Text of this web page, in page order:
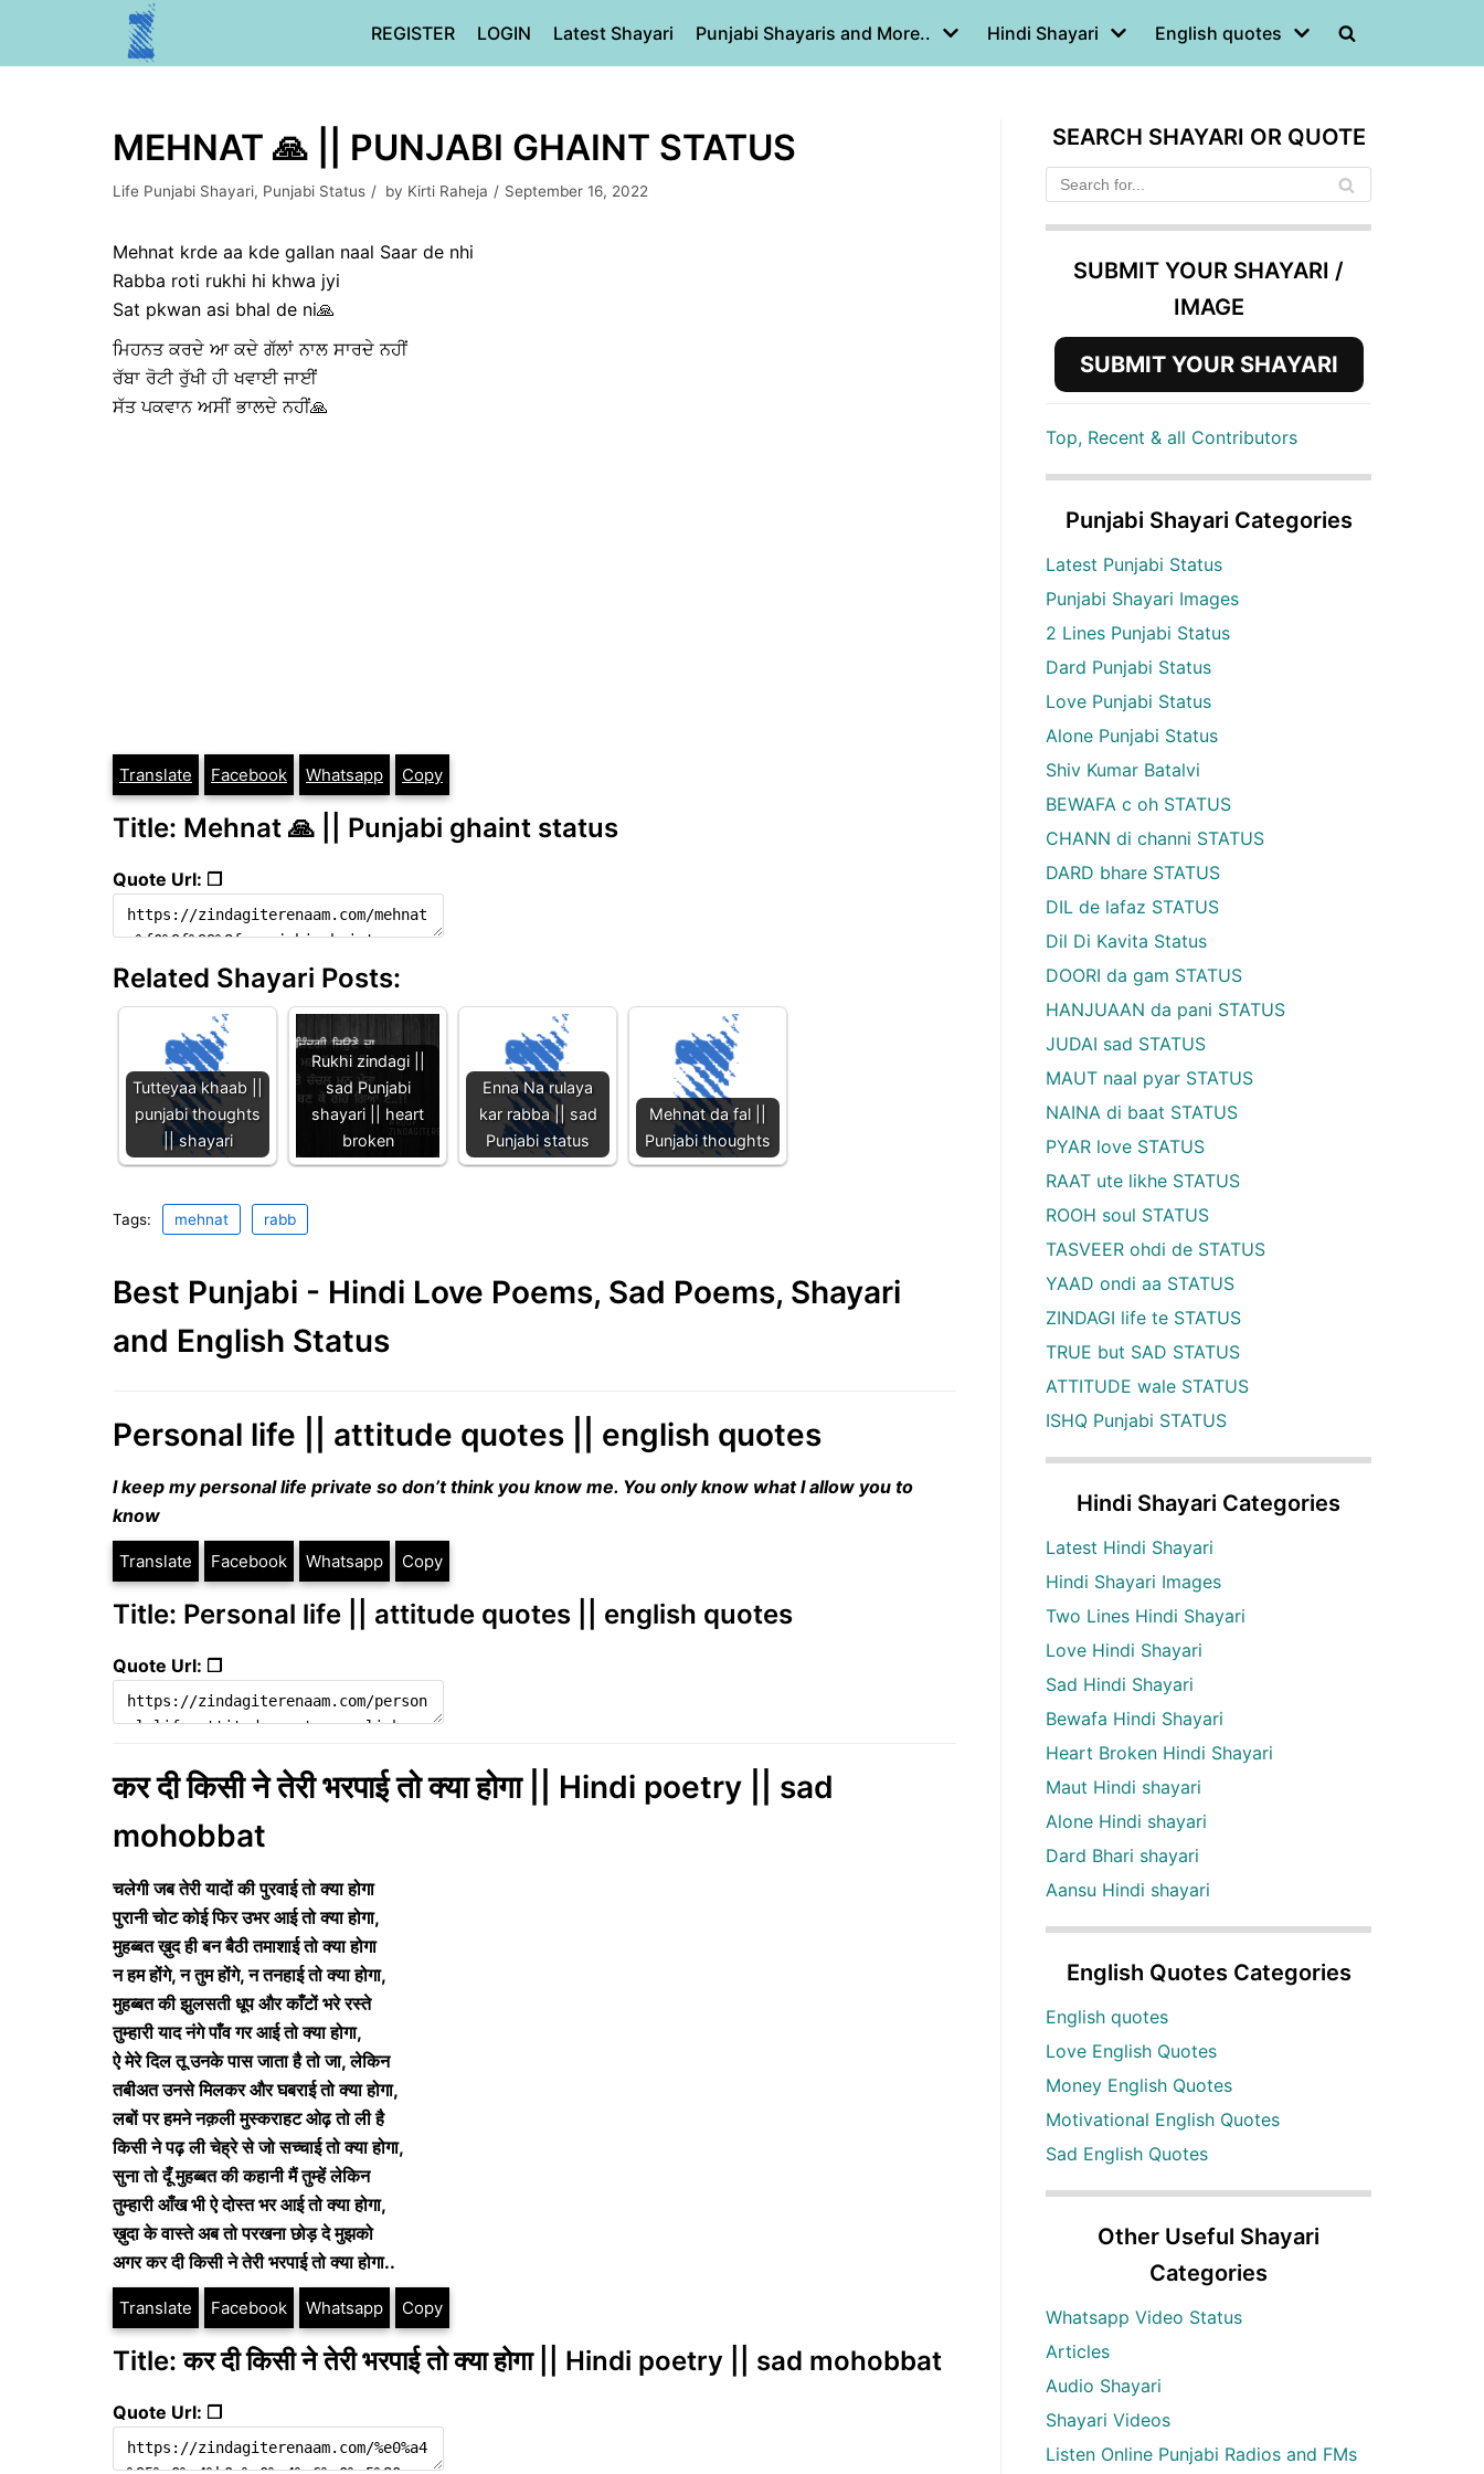
REGISTER LOGIN Latest Shayari Punjabi Shayaris and More.. Hindi Shayari English quotes
MEHNAT 🙏 || PUNJABI GHAINT STATUS
Life Punjabi Shayari, Punjabi Status by Kirti Raheja September 16, 2022
Mehnat krde aa kde gallan naal Saar de nhi
Rabba roti rukhi hi khwa jyi
Sat pkwan asi bhal de ni🙏
ਮਿਹਨਤ ਕਰਦੇ ਆ ਕਦੇ ਗੱਲਾਂ ਨਾਲ ਸਾਰਦੇ ਨਹੀਂ
ਰੱਬਾ ਰੋਟੀ ਰੁੱਖੀ ਹੀ ਖਵਾਈ ਜਾਈਂ
ਸੱਤ ਪਕਵਾਨ ਅਸੀਂ ਭਾਲਦੇ ਨਹੀਂ🙏
Translate Facebook Whatsapp Copy
Title: Mehnat 🙏 || Punjabi ghaint status
Quote Url: ❐
Related Shayari Posts:
Tutteyaa khaab ||
punjabi thoughts
|| shayari
Rukhi zindagi ||
sad Punjabi
shayari || heart
broken
Enna Na rulaya
kar rabba || sad
Punjabi status
Mehnat da fal ||
Punjabi thoughts
Tags: mehnat rabb
Best Punjabi - Hindi Love Poems, Sad Poems, Shayari
and English Status
Personal life || attitude quotes || english quotes
I keep my personal life private so don’t think you know me. You only know what I allow you to
know
Translate Facebook Whatsapp Copy
Title: Personal life || attitude quotes || english quotes
Quote Url: ❐
कर दी किसी ने तेरी भरपाई तो क्या होगा || Hindi poetry || sad
mohobbat
चलेगी जब तेरी यादों की पुरवाई तो क्या होगा
पुरानी चोट कोई फिर उभर आई तो क्या होगा,
मुहब्बत ख़ुद ही बन बैठी तमाशाई तो क्या होगा
न हम होंगे, न तुम होंगे, न तनहाई तो क्या होगा,
मुहब्बत की झुलसती धूप और काँटों भरे रस्ते
तुम्हारी याद नंगे पाँव गर आई तो क्या होगा,
ऐ मेरे दिल तू उनके पास जाता है तो जा, लेकिन
तबीअत उनसे मिलकर और घबराई तो क्या होगा,
लबों पर हमने नक़ली मुस्कराहट ओढ़ तो ली है
किसी ने पढ़ ली चेह्रे से जो सच्चाई तो क्या होगा,
सुना तो दूँ मुहब्बत की कहानी मैं तुम्हें लेकिन
तुम्हारी आँख भी ऐ दोस्त भर आई तो क्या होगा,
ख़ुदा के वास्ते अब तो परखना छोड़ दे मुझको
अगर कर दी किसी ने तेरी भरपाई तो क्या होगा..
Translate Facebook Whatsapp Copy
Title: कर दी किसी ने तेरी भरपाई तो क्या होगा || Hindi poetry || sad mohobbat
Quote Url: ❐
SEARCH SHAYARI OR QUOTE
SUBMIT YOUR SHAYARI /
IMAGE
SUBMIT YOUR SHAYARI
Top, Recent & all Contributors
Punjabi Shayari Categories
Latest Punjabi Status
Punjabi Shayari Images
2 Lines Punjabi Status
Dard Punjabi Status
Love Punjabi Status
Alone Punjabi Status
Shiv Kumar Batalvi
BEWAFA c oh STATUS
CHANN di channi STATUS
DARD bhare STATUS
DIL de lafaz STATUS
Dil Di Kavita Status
DOORI da gam STATUS
HANJUAAN da pani STATUS
JUDAI sad STATUS
MAUT naal pyar STATUS
NAINA di baat STATUS
PYAR love STATUS
RAAT ute likhe STATUS
ROOH soul STATUS
TASVEER ohdi de STATUS
YAAD ondi aa STATUS
ZINDAGI life te STATUS
TRUE but SAD STATUS
ATTITUDE wale STATUS
ISHQ Punjabi STATUS
Hindi Shayari Categories
Latest Hindi Shayari
Hindi Shayari Images
Two Lines Hindi Shayari
Love Hindi Shayari
Sad Hindi Shayari
Bewafa Hindi Shayari
Heart Broken Hindi Shayari
Maut Hindi shayari
Alone Hindi shayari
Dard Bhari shayari
Aansu Hindi shayari
English Quotes Categories
English quotes
Love English Quotes
Money English Quotes
Motivational English Quotes
Sad English Quotes
Other Useful Shayari
Categories
Whatsapp Video Status
Articles
Audio Shayari
Shayari Videos
Listen Online Punjabi Radios and FMs